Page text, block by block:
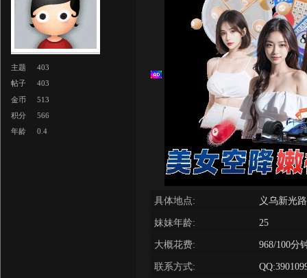
主题
403
帖子
403
金币
513
积分
566
年龄
0.4
具体地点: 义乌新光
妹妹年龄: 25
大概花费: 968/100分
联系方式: